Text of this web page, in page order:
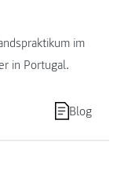
im
in Portugal.
Blog